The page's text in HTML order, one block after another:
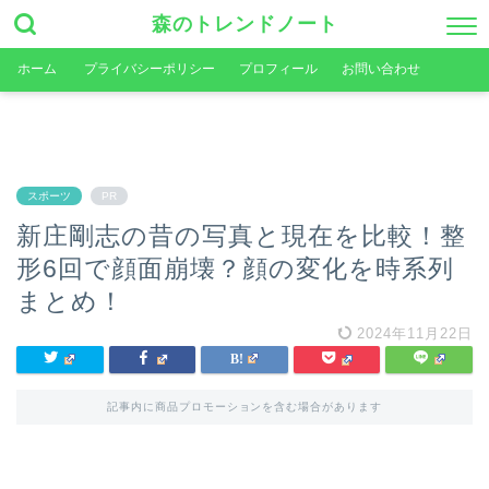
森のトレンドノート
ホーム プライバシーポリシー プロフィール お問い合わせ
スポーツ PR
新庄剛志の昔の写真と現在を比較！整
形6回で顔面崩壊？顔の変化を時系列
まとめ！
2024年11月22日
記事内に商品プロモーションを含む場合があります